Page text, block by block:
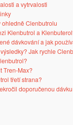
a vytrvalosti
Clenbutrolu
Klenbutrol a
dávkování a jak
Jak rychle
Tren-Max?
třetí strana?
doporučenou